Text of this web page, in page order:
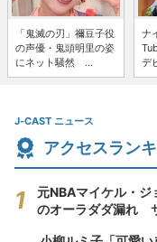
「鬼滅の刃」禰豆子役
の声優・鬼頭明里の姿
にネット騒然 ...
ナ
デ
J-CAST ニュース
アクセスラン
元NBAマイケル・
のオーラダダ漏れ